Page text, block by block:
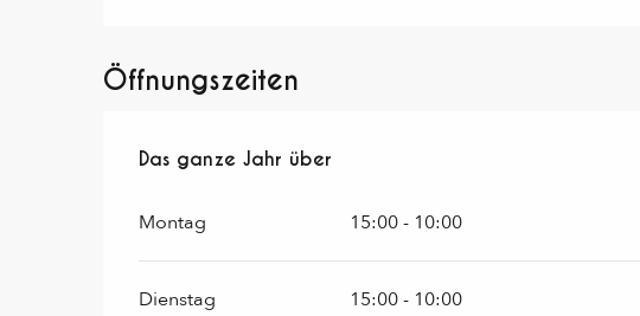
Öffnungszeiten
Das ganze Jahr über
Das ganze Jahr über
Montag 15:00 - 10:00
Dienstag 15:00 - 10:00